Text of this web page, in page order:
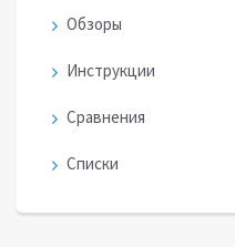
Обзоры
Инструкции
Сравнения
Списки